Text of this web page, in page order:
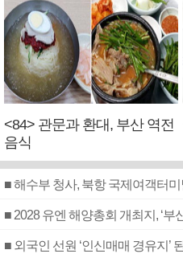
<84> 관문과 환대, 부산 역전
음식
■ 해수부 청사, 북항 국제여객터
■ 2028 유엔 해양총회 개최지, ‘부
■ 외국인 선원 ‘인신매매 경유지’